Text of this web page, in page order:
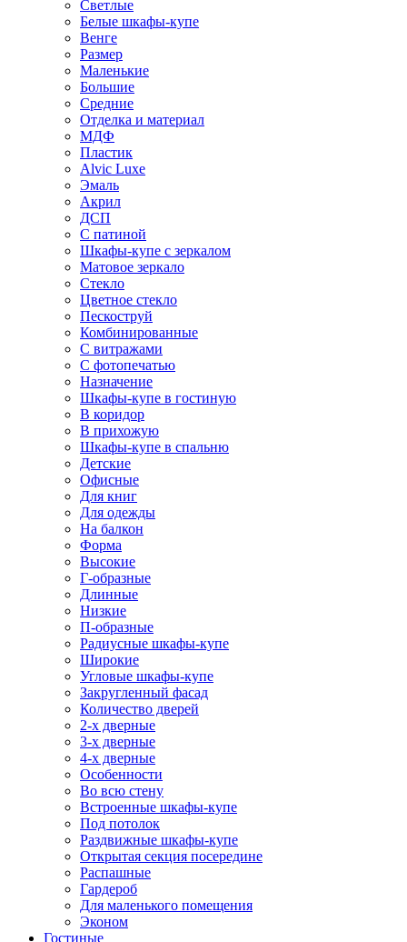
Светлые
Белые шкафы-купе
Венге
Размер
Маленькие
Большие
Средние
Отделка и материал
МДФ
Пластик
Alvic Luxe
Эмаль
Акрил
ДСП
С патиной
Шкафы-купе с зеркалом
Матовое зеркало
Стекло
Цветное стекло
Пескоструй
Комбинированные
С витражами
С фотопечатью
Назначение
Шкафы-купе в гостиную
В коридор
В прихожую
Шкафы-купе в спальню
Детские
Офисные
Для книг
Для одежды
На балкон
Форма
Высокие
Г-образные
Длинные
Низкие
П-образные
Радиусные шкафы-купе
Широкие
Угловые шкафы-купе
Закругленный фасад
Количество дверей
2-х дверные
3-х дверные
4-х дверные
Особенности
Во всю стену
Встроенные шкафы-купе
Под потолок
Раздвижные шкафы-купе
Открытая секция посередине
Распашные
Гардероб
Для маленького помещения
Эконом
Гостиные